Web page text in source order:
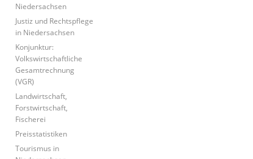
Niedersachsen
Justiz und Rechtspflege
in Niedersachsen
Konjunktur:
Volkswirtschaftliche
Gesamtrechnung
(VGR)
Landwirtschaft,
Forstwirtschaft,
Fischerei
Preisstatistiken
Tourismus in